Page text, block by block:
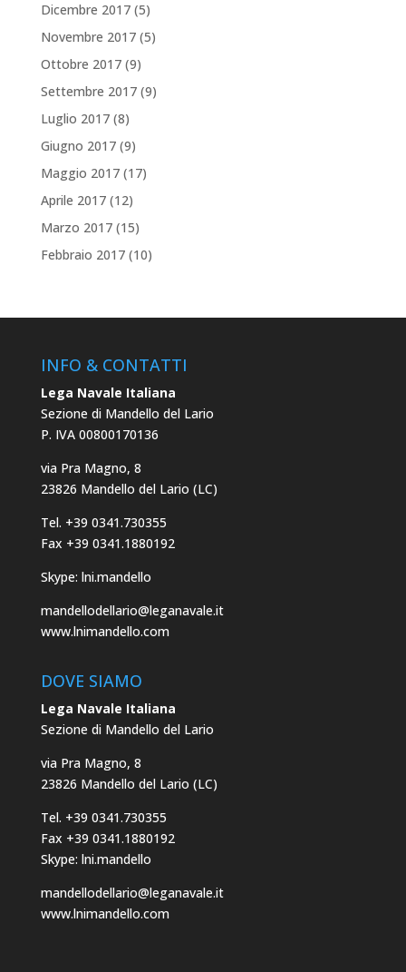
Dicembre 2017(5)
Novembre 2017(5)
Ottobre 2017(9)
Settembre 2017(9)
Luglio 2017(8)
Giugno 2017(9)
Maggio 2017(17)
Aprile 2017(12)
Marzo 2017(15)
Febbraio 2017(10)
INFO & CONTATTI
Lega Navale Italiana
Sezione di Mandello del Lario
P. IVA 00800170136
via Pra Magno, 8
23826 Mandello del Lario (LC)
Tel. +39 0341.730355
Fax +39 0341.1880192
Skype: lni.mandello
mandellodellario@leganavale.it
www.lnimandello.com
DOVE SIAMO
Lega Navale Italiana
Sezione di Mandello del Lario
via Pra Magno, 8
23826 Mandello del Lario (LC)
Tel. +39 0341.730355
Fax +39 0341.1880192
Skype: lni.mandello
mandellodellario@leganavale.it
www.lnimandello.com